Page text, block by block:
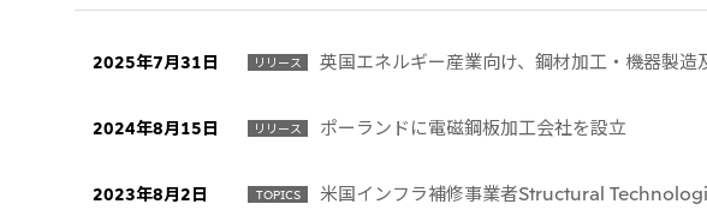
2025年7月31日 リリース 英国エネルギー産業向け、鋼材加工・機器製造
2024年8月15日 リリース ポーランドに電磁鋼板加工会社を設立
2023年8月2日 TOPICS 米国インフラ補修事業者Structural